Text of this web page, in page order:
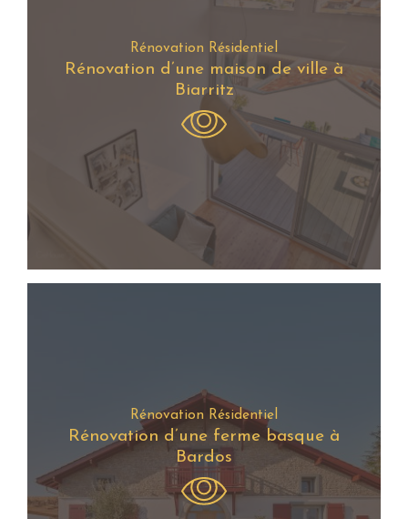
Rénovation Résidentiel
Rénovation d’une maison de ville à
Biarritz
Rénovation Résidentiel
Rénovation d’une ferme basque à
Bardos